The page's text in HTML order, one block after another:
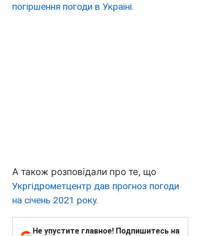
погіршення погоди в Україні.
А також розповідали про те, що
Укргідрометцентр дав прогноз погоди
на січень 2021 року.
Не упустите главное! Подпишитесь на